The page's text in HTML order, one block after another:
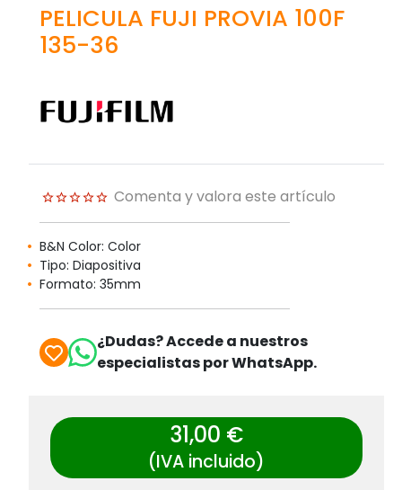
PELICULA FUJI PROVIA 100F
135-36
Comenta y valora este artículo
B&N Color: Color
Tipo: Diapositiva
Formato: 35mm
¿Dudas? Accede a nuestros
especialistas por WhatsApp.
31,00 €
(IVA incluido)